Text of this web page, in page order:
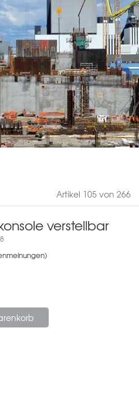
Artikel 105 von 266
verstellbar